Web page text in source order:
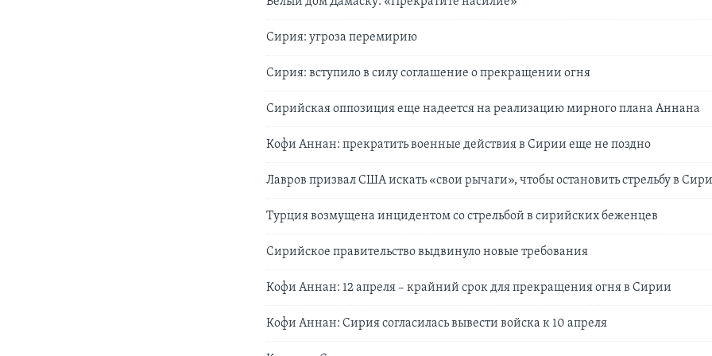
Сирия: угроза перемирию
Сирия: вступило в силу соглашение о прекращении огня
Сирийская оппозиция еще надеется на реализацию мирного плана Аннана
Кофи Аннан: прекратить военные действия в Сирии еще не поздно
Лавров призвал США искать «свои рычаги», чтобы остановить стрельбу в
Турция возмущена инцидентом со стрельбой в сирийских беженцев
Сирийское правительство выдвинуло новые требования
Кофи Аннан: 12 апреля – крайний срок для прекращения огня в Сирии
Кофи Аннан: Сирия согласилась вывести войска к 10 апреля